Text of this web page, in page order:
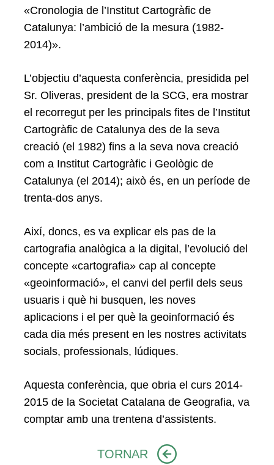
«Cronologia de l’Institut Cartogràfic de
Catalunya: l’ambició de la mesura (1982-
2014)».
L’objectiu d’aquesta conferència, presidida pel
Sr. Oliveras, president de la SCG, era mostrar
el recorregut per les principals fites de l’Institut
Cartogràfic de Catalunya des de la seva
creació (el 1982) fins a la seva nova creació
com a Institut Cartogràfic i Geològic de
Catalunya (el 2014); això és, en un període de
trenta-dos anys.
Així, doncs, es va explicar els pas de la
cartografia analògica a la digital, l’evolució del
concepte «cartografia» cap al concepte
«geoinformació», el canvi del perfil dels seus
usuaris i què hi busquen, les noves
aplicacions i el per què la geoinformació és
cada dia més present en les nostres activitats
socials, professionals, lúdiques.
Aquesta conferència, que obria el curs 2014-
2015 de la Societat Catalana de Geografia, va
comptar amb una trentena d’assistents.
TORNAR
Search